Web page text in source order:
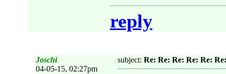
reply
Joschi
04-05-15, 02:27pm
subject: Re: Re: Re: Re: Re: